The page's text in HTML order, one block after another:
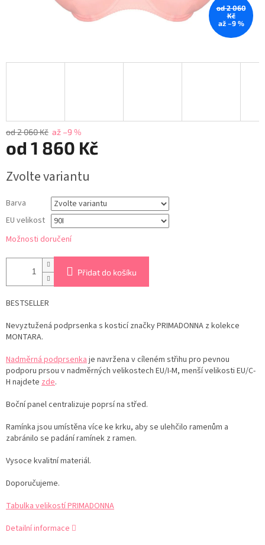
od 2 060
Kč
až –9 %
od 2 060 Kč až –9 %
od 1 860 Kč
cena:
Zvolte variantu
Barva
EU velikost
Možnosti doručení
Přidat do košíku
BESTSELLER
Nevyztužená podprsenka s kosticí značky PRIMADONNA z kolekce
MONTARA.
Nadměrná podprsenkaje navržena v cíleném střihu pro pevnou
podporu prsou v nadměrných velikostech EU/I-M, menší velikosti EU/C-
H najdete zde.
Boční panel centralizuje poprsí na střed.
Ramínka jsou umístěna více ke krku, aby se ulehčilo ramenům a
zabránilo se padání ramínek z ramen.
Vysoce kvalitní materiál.
Doporučujeme.
Tabulka velikostí PRIMADONNA
Detailní informace